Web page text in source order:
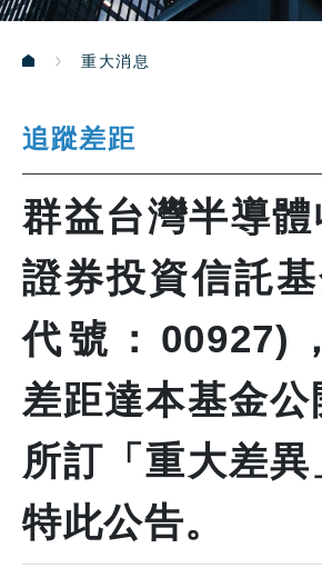
重大消息
追蹤差距
群益台灣半導
證券投資信託
代號：00927)
差距達本基金公
所訂「重大差異
特此公告。